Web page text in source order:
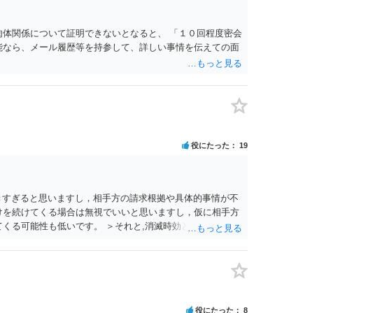
関係について証明できないとなると、 「１０回程度密会
ら、メール履歴等を持参して、詳しい事情を伝えての面
役にたった 19
ぎると思いますし，相手方の請求根拠や具体的事情が不
続けてくる場合は無視でいいと思いますし，仮に相手方
る可能性も低いです。 ＞それと,消滅時効とかはどうな
役にたった 8